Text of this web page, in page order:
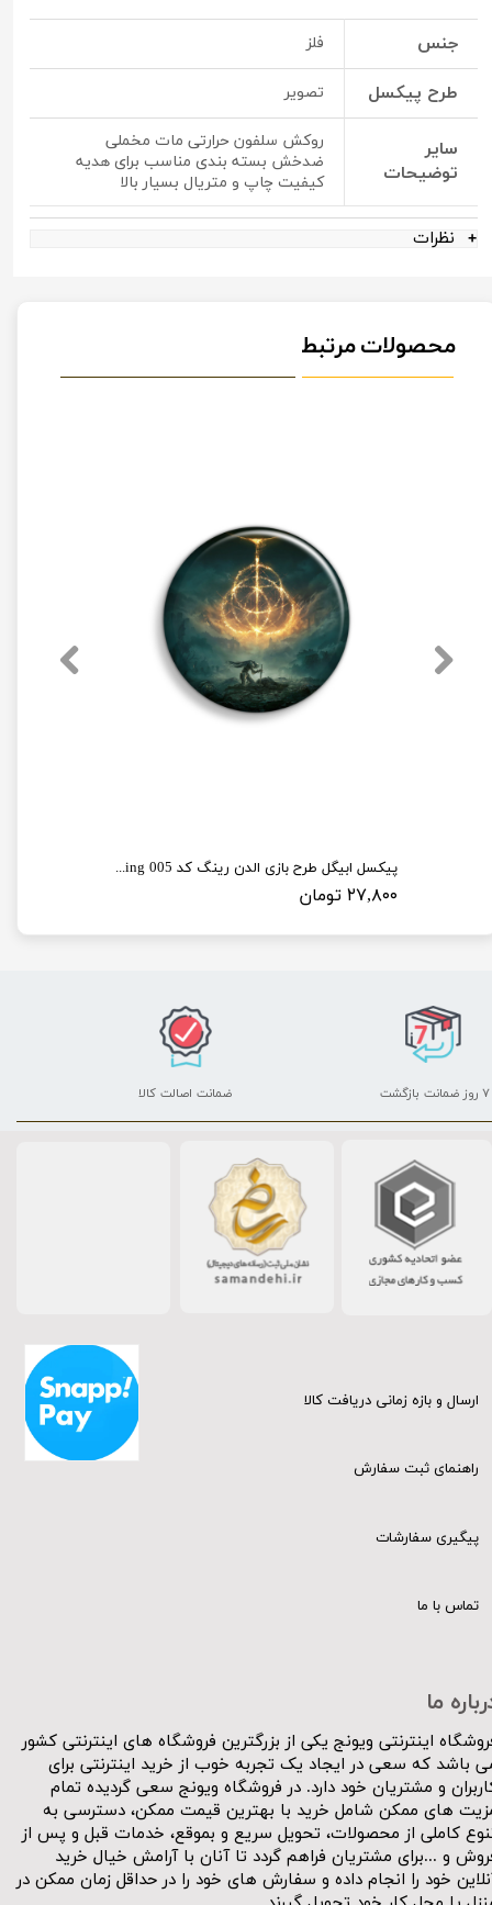
جنس فلز
طرح پیکسل تصویر
سایر
توضیحات
روکش سلفون حرارتی مات مخملی
ضدخش بسته بندی مناسب برای هدیه
کیفیت چاپ و متریال بسیار بالا
نظرات
محصولات مرتبط
پیکسل ابیگل طرح بازی الدن رینگ کد elden ring 005
۲۷,۸۰۰ تومان
ما
اینترنتی ویونج یکی از بزرگترین فروشگاه های اینترنتی کشور
باشد که سعی در ایجاد یک تجربه خوب از خرید اینترنتی برای
و مشتریان خود دارد. در فروشگاه ویونج سعی گردیده تمام
های ممکن شامل خرید با بهترین قیمت ممکن، دسترسی به
کاملی از محصولات، تحویل سریع و بموقع، خدمات قبل و پس از
و ...برای مشتریان فراهم گردد تا آنان با آرامش خیال خرید
خود را انجام داده و سفارش های خود را در حداقل زمان ممکن در
ارسال و بازه زمانی دریافت کالا
راهنمای ثبت سفارش
پیگیری سفارشات
تماس با ما
۷ روز ضمانت بازگشت ضمانت اصالت کالا